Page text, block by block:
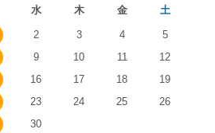
水 木 金 土
2 3 4
5
9 10 11
12
16 17 18
19
23 24 25
26
30